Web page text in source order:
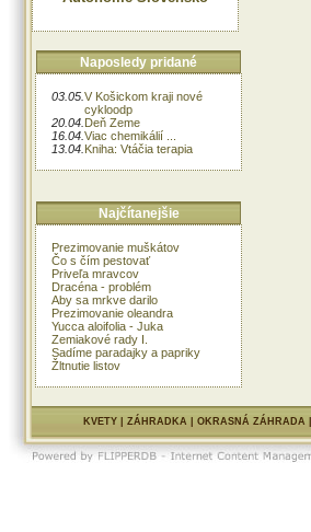
Naposledy pridané
03.05. V Košickom kraji nové
cykloodp
20.04. Deň Zeme
16.04. Viac chemikálií ...
13.04. Kniha: Vtáčia terapia
Najčítanejšie
Prezimovanie muškátov
Čo s čím pestovať
Priveľa mravcov
Dracéna - problém
Aby sa mrkve darilo
Prezimovanie oleandra
Yucca aloifolia - Juka
Zemiakové rady I.
Sadíme paradajky a papriky
Žltnutie listov
KVETY| ZÁHRADKA| OKRASNÁ ZÁHRADA|